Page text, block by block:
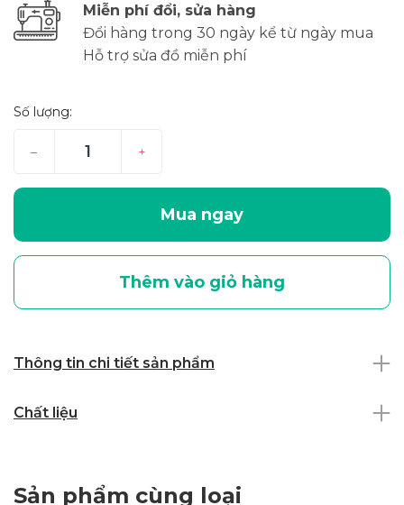
Miễn phí đổi, sửa hàng
Đổi hàng trong 30 ngày kể từ ngày mua
Hỗ trợ sửa đồ miễn phí
Số lượng:
– +
Mua ngay
Thêm vào giỏ hàng
Thông tin chi tiết sản phẩm
Chất liệu
Sản phẩm cùng loại